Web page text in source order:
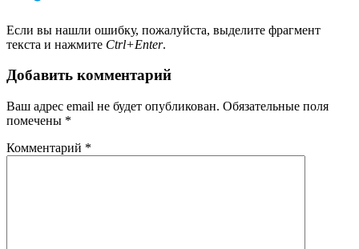
Если вы нашли ошибку, пожалуйста, выделите фрагмент
текста и нажмите Ctrl+Enter.
Добавить комментарий
Ваш адрес email не будет опубликован. Обязательные поля
помечены *
Комментарий *